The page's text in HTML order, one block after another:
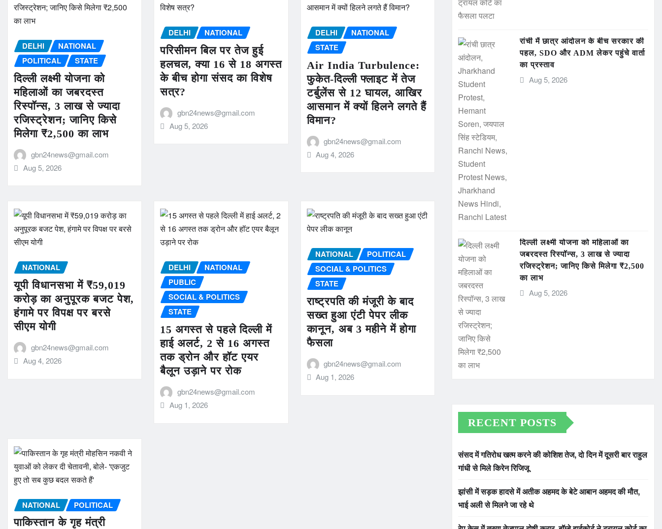
DELHI
NATIONAL
POLITICAL
STATE
दिल्ली लक्ष्मी योजना को
महिलाओं का जबरदस्त
रिस्पॉन्स, 3 लाख से ज्यादा
रजिस्ट्रेशन; जानिए किसे
मिलेगा ₹2,500 का लाभ
gbn24news@gmail.com
Aug 5, 2026
DELHI NATIONAL
परिसीमन बिल पर तेज हुई
हलचल, क्या 16 से 18 अगस्त
के बीच होगा संसद का विशेष
सत्र?
gbn24news@gmail.com
Aug 5, 2026
DELHI
NATIONAL
STATE
Air India Turbulence:
फुकेत-दिल्ली फ्लाइट में तेज
टर्बुलेंस से 12 घायल, आखिर
आसमान में क्यों हिलने लगते हैं
विमान?
gbn24news@gmail.com
Aug 4, 2026
NATIONAL
यूपी विधानसभा में ₹59,019
करोड़ का अनुपूरक बजट पेश,
हंगामे पर विपक्ष पर बरसे
सीएम योगी
gbn24news@gmail.com
Aug 4, 2026
DELHI
NATIONAL
PUBLIC
SOCIAL & POLITICS
STATE
15 अगस्त से पहले दिल्ली में
हाई अलर्ट, 2 से 16 अगस्त
तक ड्रोन और हॉट एयर
बैलून उड़ाने पर रोक
gbn24news@gmail.com
Aug 1, 2026
NATIONAL
POLITICAL
SOCIAL & POLITICS
STATE
राष्ट्रपति की मंजूरी के बाद
सख्त हुआ एंटी पेपर लीक
कानून, अब 3 महीने में होगा
फैसला
gbn24news@gmail.com
Aug 1, 2026
NATIONAL POLITICAL
पाकिस्तान के गृह मंत्री
रांची में छात्र आंदोलन के बीच सरकार की
पहल, SDO और ADM लेकर पहुंचे वार्ता
का प्रस्ताव
Aug 5, 2026
दिल्ली लक्ष्मी योजना को महिलाओं का
जबरदस्त रिस्पॉन्स, 3 लाख से ज्यादा
रजिस्ट्रेशन; जानिए किसे मिलेगा ₹2,500
का लाभ
Aug 5, 2026
RECENT POSTS
संसद में गतिरोध खत्म करने की कोशिश तेज, दो दिन में दूसरी बार राहुल
गांधी से मिले किरेन रिजिजू
झांसी में सड़क हादसे में अतीक अहमद के बेटे आबान अहमद की मौत,
भाई अली से मिलने जा रहे थे